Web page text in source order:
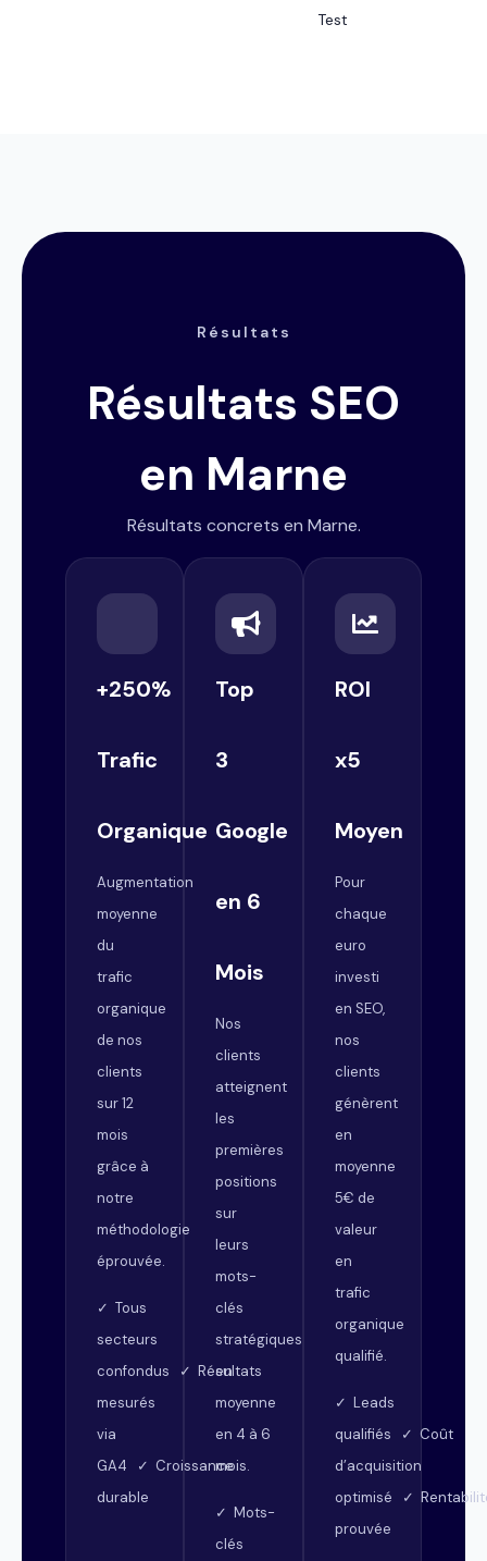
Test
Résultats
Résultats SEO
en Marne
Résultats concrets en Marne.
+250%
Trafic
Organique
Augmentation
moyenne
du
trafic
organique
de nos
clients
sur 12
mois
grâce à
notre
méthodologie
éprouvée.
✓ Tous
secteurs
confondus ✓ Résultats
mesurés
via
GA4 ✓ Croissance
durable
Top
3
Google
en 6
Mois
Nos
clients
atteignent
les
premières
positions
sur
leurs
mots-
clés
stratégiques
en
moyenne
en 4 à 6
mois.
✓ Mots-
clés
ROI
x5
Moyen
Pour
chaque
euro
investi
en SEO,
nos
clients
génèrent
en
moyenne
5€ de
valeur
en
trafic
organique
qualifié.
✓ Leads
qualifiés ✓ Coût
d’acquisition
optimisé ✓
prouvée